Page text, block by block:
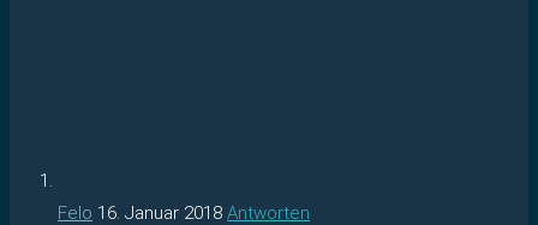
Felo 16. Januar 2018 Antworten